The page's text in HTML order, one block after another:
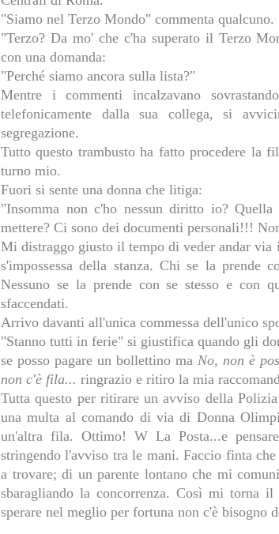
"Siamo nel Terzo Mondo" commenta qualcuno.
"Terzo? Da mo' che c'ha superato il Terzo
con una domanda:
"Perché siamo ancora sulla lista?"
Mentre i commenti incalzavano
telefonicamente dalla sua collega, si
segregazione.
Tutto questo trambusto ha fatto procedere la
turno mio.
Fuori si sente una donna che litiga:
"Insomma non c'ho nessun diritto io?
mettere? Ci sono dei documenti personali!!!
Mi distraggo giusto il tempo di veder andar
s'impossessa della stanza. Chi se la
Nessuno se la prende con se stesso e con
sfaccendati.
Arrivo davanti all'unica commessa dell'unico
"Stanno tutti in ferie" si giustifica quando gli
se posso pagare un bollettino ma No, non è
non c'è fila... ringrazio e ritiro la mia
Tutta questo per ritirare un avviso della
una multa al comando di via di Donna
un'altra fila. Ottimo! W La Posta...e
stringendo l'avviso tra le mani. Faccio finta
a trovare; di un parente lontano che mi
sbaragliando la concorrenza. Così mi torna
sperare nel meglio per fortuna non c'è bisogno